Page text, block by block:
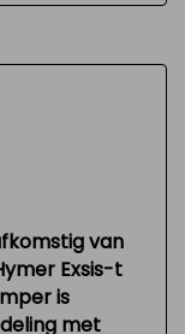
van
Exsis-t
is
met